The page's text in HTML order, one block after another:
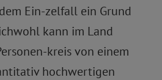
Ein-zelfall ein Grund
kann im Land
kreis von einem
hochwertigen